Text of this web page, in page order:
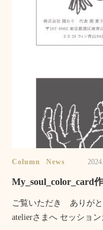
Column News
My_soul_color_card
ご覧いただき ありがと
atelierさまへ セッション